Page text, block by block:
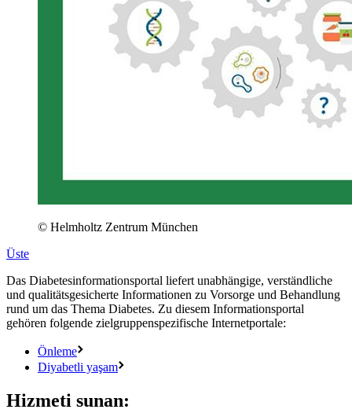
© Helmholtz Zentrum München
Üste
Das Diabetesinformationsportal liefert unabhängige, verständliche
und qualitätsgesicherte Informationen zu Vorsorge und Behandlung
rund um das Thema Diabetes. Zu diesem Informationsportal
gehören folgende zielgruppenspezifische Internetportale:
Önleme
Diyabetli yaşam
Hizmeti sunan: